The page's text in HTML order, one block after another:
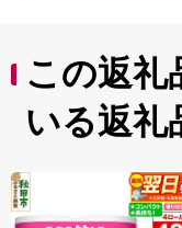
この返礼
いる返礼